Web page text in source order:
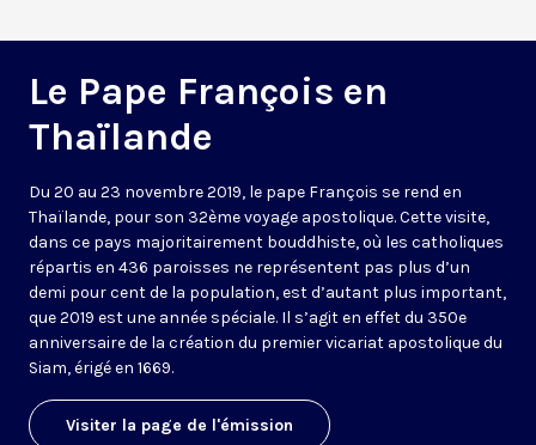
Le Pape François en
Thaïlande
Du 20 au 23 novembre 2019, le pape François se rend en
Thaïlande, pour son 32ème voyage apostolique. Cette visite,
dans ce pays majoritairement bouddhiste, où les catholiques
répartis en 436 paroisses ne représentent pas plus d’un
demi pour cent de la population, est d’autant plus important,
que 2019 est une année spéciale. Il s’agit en effet du 350e
anniversaire de la création du premier vicariat apostolique du
Siam, érigé en 1669.
Visiter la page de l'émission